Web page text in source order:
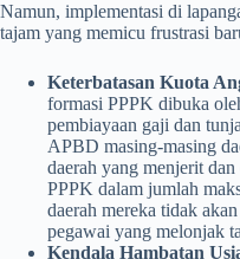
Namun, implementasi di
tajam yang memicu frustrasi
Keterbatasan Kuota
formasi PPPK dibuka
pembiayaan gaji dan
APBD masing-masing
daerah yang menjerit
PPPK dalam jumlah
daerah mereka tidak
pegawai yang melonjak
Kendala Hambatan